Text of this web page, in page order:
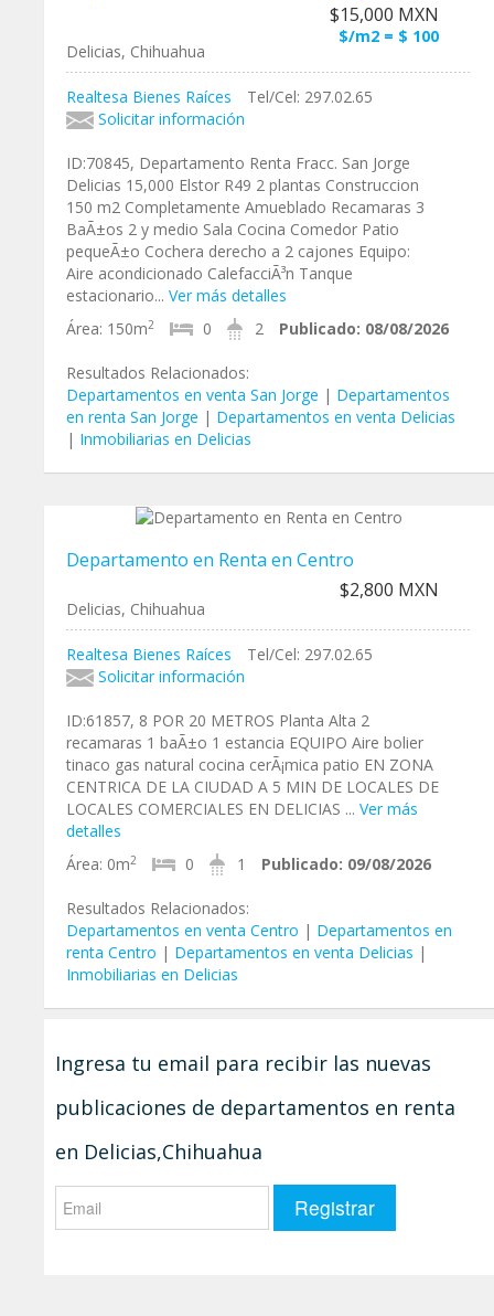
$15,000 MXN
$/m2 = $ 100
Delicias, Chihuahua
Realtesa Bienes Raíces
Tel/Cel: 297.02.65
Solicitar información
ID:70845, Departamento Renta Fracc. San Jorge
Delicias 15,000 Elstor R49 2 plantas Construccion
150 m2 Completamente Amueblado Recamaras 3
BaÃ±os 2 y medio Sala Cocina Comedor Patio
pequeÃ±o Cochera derecho a 2 cajones Equipo:
Aire acondicionado CalefacciÃ³n Tanque
estacionario... Ver más detalles
Área: 150m2 0 2 Publicado: 08/08/2026
Resultados Relacionados:
Departamentos en venta San Jorge | Departamentos
en renta San Jorge | Departamentos en venta Delicias
| Inmobiliarias en Delicias
Departamento en Renta en Centro
$2,800 MXN
Delicias, Chihuahua
Realtesa Bienes Raíces
Tel/Cel: 297.02.65
Solicitar información
ID:61857, 8 POR 20 METROS Planta Alta 2
recamaras 1 baÃ±o 1 estancia EQUIPO Aire bolier
tinaco gas natural cocina cerÃ¡mica patio EN ZONA
CENTRICA DE LA CIUDAD A 5 MIN DE LOCALES DE
LOCALES COMERCIALES EN DELICIAS ... Ver más
detalles
Área: 0m2 0 1 Publicado: 09/08/2026
Resultados Relacionados:
Departamentos en venta Centro | Departamentos en
renta Centro | Departamentos en venta Delicias |
Inmobiliarias en Delicias
Ingresa tu email para recibir las nuevas
publicaciones de departamentos en renta
en Delicias,Chihuahua